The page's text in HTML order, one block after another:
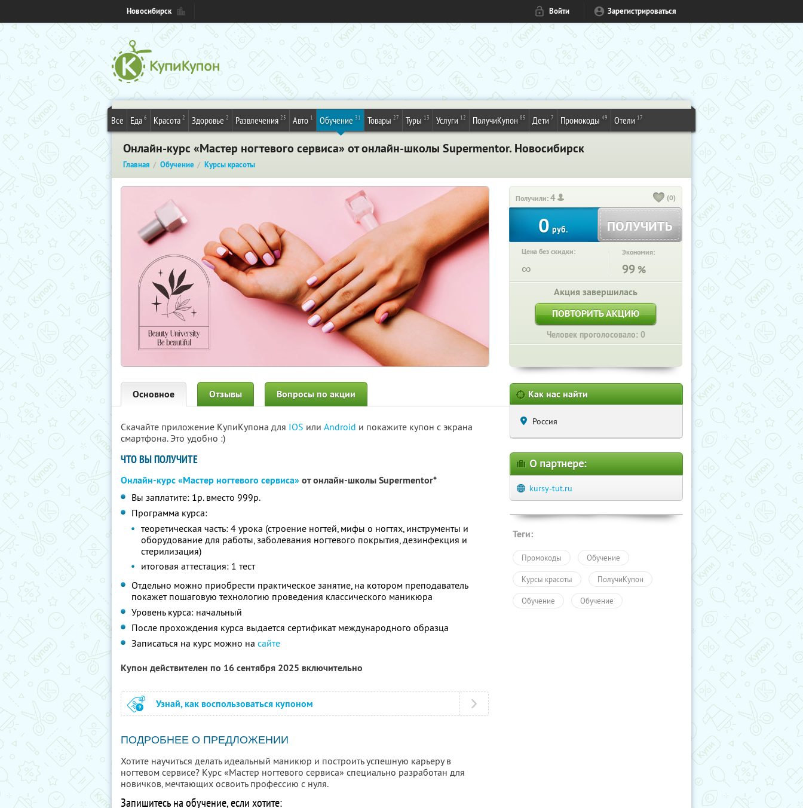
Новосибирск Войти Зарегистрироваться
Все Еда 6 Красота 2 Здоровье 2 Развлечения 25 Авто 1 Обучение 31 Товары 27 Туры 13 Услуги 12 ПолучиКупон 85 Дети 7 Промокоды 49 Отели 17
Онлайн-курс «Мастер ногтевого сервиса» от онлайн-школы Supermentor. Новосибирск
Главная Обучение Курсы красоты
Получили:4 (0)
0 руб. ПОЛУЧИТЬ
Цена без скидки:
∞
Экономия:
99 %
Акция завершилась
ПОВТОРИТЬ АКЦИЮ
Человек проголосовало: 0
Основное Отзывы Вопросы по акции
Скачайте приложение КупиКупона для IOS или Android и покажите купон с экрана
смартфона. Это удобно :)
ЧТО ВЫ ПОЛУЧИТЕ
Онлайн-курс «Мастер ногтевого сервиса»от онлайн-школы Supermentor*
Вы заплатите: 1р. вместо 999р.
Программа курса:
теоретическая часть: 4 урока (строение ногтей, мифы о ногтях, инструменты и
оборудование для работы, заболевания ногтевого покрытия, дезинфекция и
стерилизация)
итоговая аттестация: 1 тест
Отдельно можно приобрести практическое занятие, на котором преподаватель
покажет пошаговую технологию проведения классического маникюра
Уровень курса: начальный
После прохождения курса выдается сертификат международного образца
Записаться на курс можно на сайте
Купон действителен по 16 сентября 2025 включительно
Узнай, как воспользоваться купоном
ПОДРОБНЕЕ О ПРЕДЛОЖЕНИИ
Хотите научиться делать идеальный маникюр и построить успешную карьеру в
ногтевом сервисе? Курс «Мастер ногтевого сервиса» специально разработан для
новичков, мечтающих освоить профессию с нуля.
Запишитесь на обучение, если хотите:
Как нас найти
Россия
О партнере:
kursy-tut.ru
Теги:
Промокоды Обучение
Курсы красоты ПолучиКупон
Обучение Обучение